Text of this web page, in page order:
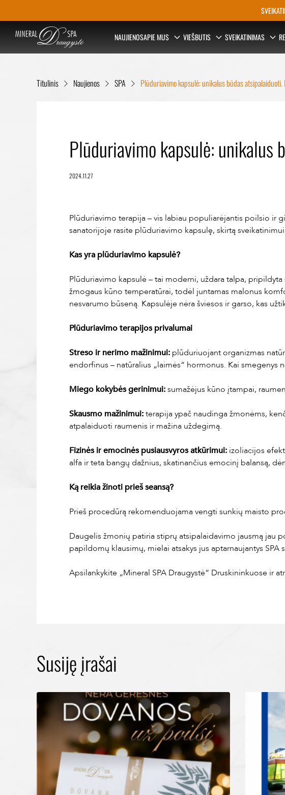
i
NAUJIENOSAPIE MUS VIEŠBUTIS SVEIKATINIMAS
Titulinis Naujienos SPA Plūduriavimo kapsulė: unikalus būdas
Plūduriavimo kapsulė: unikalus
2024.11.27
Plūduriavimo terapija – vis labiau populiarėjantis poilsio ir
sanatorijoje rasite plūduriavimo kapsulę, skirtą
Kas yra plūduriavimo kapsulė?
Plūduriavimo kapsulė – tai moderni, uždara talpa,
žmogaus kūno temperatūrai, todėl juntamas malonus
nesvarumo būseną. Kapsulėje nėra šviesos ir garso, kas
Plūduriavimo terapijos privalumai
Streso ir nerimo mažinimui: plūduriuojant organizmas
endorfinus – natūralius „laimės“ hormonus. Kai
Miego kokybės gerinimui:sumažėjus kūno įtampai,
Skausmo mažinimui:terapija ypač naudinga žmonėms,
atpalaiduoti raumenis ir mažina uždegimą.
Fizinės ir emocinės pusiausvyros atkūrimui: izoliacijos
alfa ir teta bangų dažnius, skatinančius emocinį balansą,
Ką reikia žinoti prieš seansą?
Prieš procedūrą rekomenduojama vengti sunkių maisto
Daugelis žmonių patiria stiprų atsipalaidavimo jausmą jau
papildomų klausimų, mielai atsakys jus aptarnaujantys SPA
Apsilankykite „Mineral SPA Draugystė“ Druskininkuose ir
Susiję įrašai